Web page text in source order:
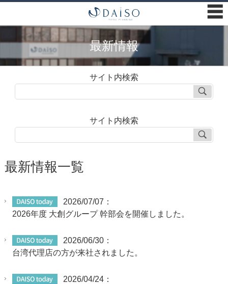
☰
最新情報
サイト内検索
サイト内検索
最新情報一覧
2026/07/07：
2026年度 大創グループ 幹部会を開催しました。
2026/06/30：
台湾代理店の方が来社されました。
2026/04/24：